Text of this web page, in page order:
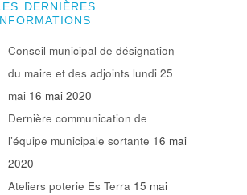
LES DERNIÈRES
INFORMATIONS
Conseil municipal de désignation
du maire et des adjoints lundi 25
mai 16 mai 2020
Dernière communication de
l’équipe municipale sortante 16 mai
2020
Ateliers poterie Es Terra 15 mai